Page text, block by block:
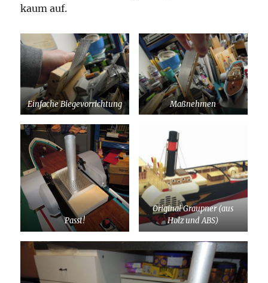
kaum auf.
Einfache Biegevorrichtung Maßnehmen
Passt!
Original Graupner (aus
Holz und ABS)